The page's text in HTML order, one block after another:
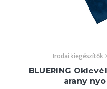
Irodai kiegészítők
BLUERING
arany